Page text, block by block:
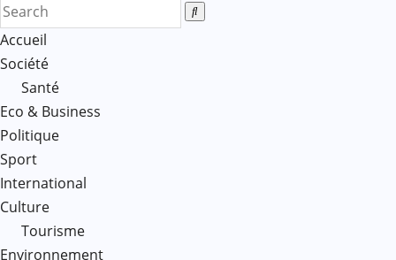
Accueil
Société
Santé
Eco & Business
Politique
Sport
International
Culture
Tourisme
Environnement